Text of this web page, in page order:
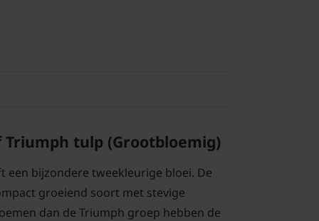
tulp (Grootbloemig)
een bijzondere tweekleurige bloei. De
groeiend soort met stevige
dan de Triumph groep hebben de